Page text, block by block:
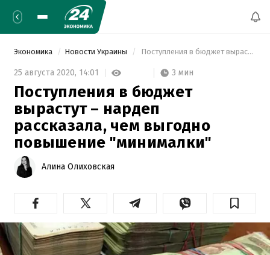
Экономика Новости Украины Поступления в бюджет вырастут – нардеп рассказала, чем выгодно повышение "минималки"
25 августа 2020, 14:01 3 мин
Поступления в бюджет
вырастут – нардеп
рассказала, чем выгодно
повышение "минималки"
Алина Олиховская